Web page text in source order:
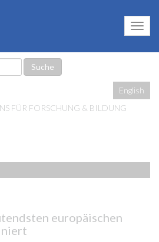
English
FÜR FORSCHUNG & BILDUNG
europäischen